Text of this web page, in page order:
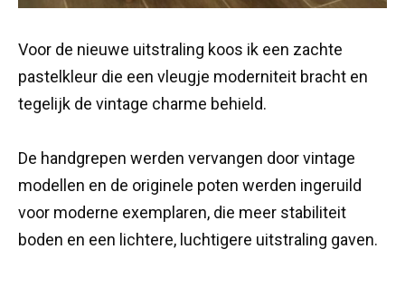
Voor de nieuwe uitstraling koos ik een zachte
pastelkleur die een vleugje moderniteit bracht en
tegelijk de vintage charme behield.
De handgrepen werden vervangen door vintage
modellen en de originele poten werden ingeruild
voor moderne exemplaren, die meer stabiliteit
boden en een lichtere, luchtigere uitstraling gaven.